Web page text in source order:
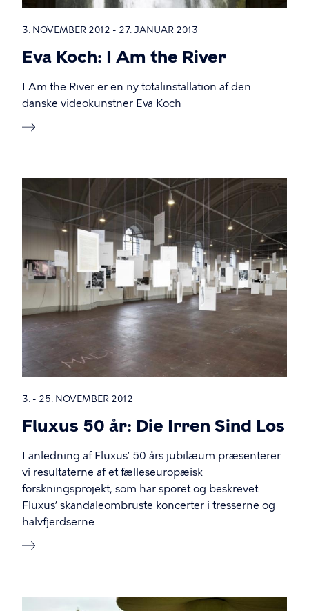
3. NOVEMBER 2012 - 27. JANUAR 2013
Eva Koch: I Am the River
I Am the River er en ny totalinstallation af den
danske videokunstner Eva Koch
3. - 25. NOVEMBER 2012
Fluxus 50 år: Die Irren Sind Los
I anledning af Fluxus’ 50 års jubilæum præsenterer
vi resultaterne af et fælleseuropæisk
forskningsprojekt, som har sporet og beskrevet
Fluxus’ skandaleombruste koncerter i tresserne og
halvfjerdserne